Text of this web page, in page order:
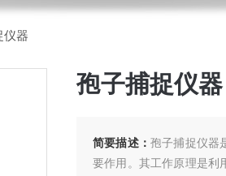
仪器
孢子捕捉仪器
简要描述： 孢子捕捉仪器
要作用。其工作原理是利